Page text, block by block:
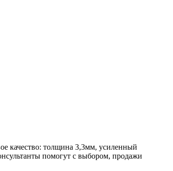
качество: толщина 3,3мм, усиленный
помогут с выбором, продажи